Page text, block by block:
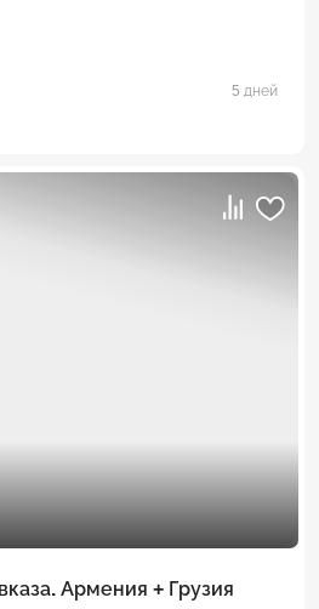
5 дней
Райские уголки Кавказа. Армения + Грузия